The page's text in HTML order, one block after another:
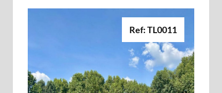
Ref: TL0011